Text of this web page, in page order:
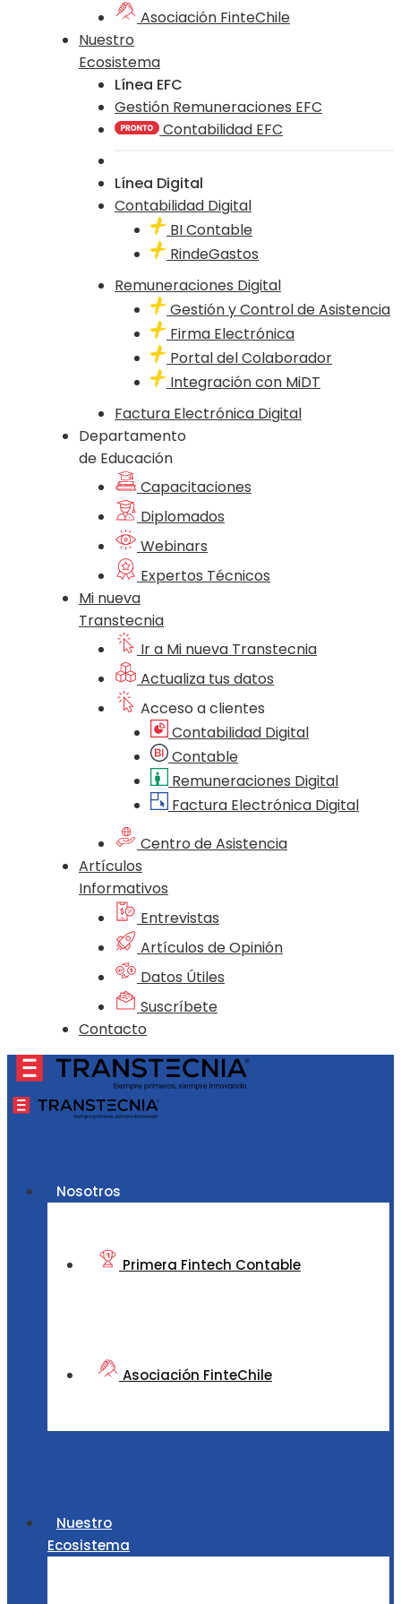
Asociación FinteChile
Nuestro
Ecosistema
Línea EFC
Gestión Remuneraciones EFC
Contabilidad EFC
Línea Digital
Contabilidad Digital
BI Contable
RindeGastos
Remuneraciones Digital
Gestión y Control de Asistencia
Firma Electrónica
Portal del Colaborador
Integración con MiDT
Factura Electrónica Digital
Departamento
de Educación
Capacitaciones
Diplomados
Webinars
Expertos Técnicos
Mi nueva
Transtecnia
Ir a Mi nueva Transtecnia
Actualiza tus datos
Acceso a clientes
Contabilidad Digital
Contable
Remuneraciones Digital
Factura Electrónica Digital
Centro de Asistencia
Artículos
Informativos
Entrevistas
Artículos de Opinión
Datos Útiles
Suscríbete
Contacto
Nosotros
Primera Fintech Contable
Asociación FinteChile
Nuestro
Ecosistema